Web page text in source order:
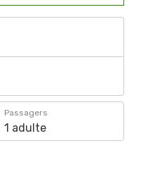
Passagers
1 adulte